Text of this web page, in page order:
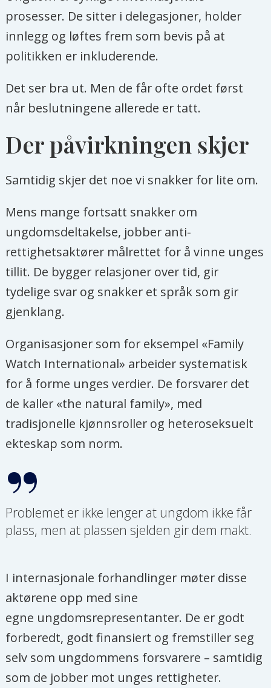
prosesser. De sitter i delegasjoner, holder
innlegg og løftes frem som bevis på at
politikken er inkluderende.
Det ser bra ut. Men de får ofte ordet først
når beslutningene allerede er tatt.
Der påvirkningen skjer
Samtidig skjer det noe vi snakker for lite om.
Mens mange fortsatt snakker om
ungdomsdeltakelse, jobber anti-
rettighetsaktører målrettet for å vinne unges
tillit. De bygger relasjoner over tid, gir
tydelige svar og snakker et språk som gir
gjenklang.
Organisasjoner som for eksempel «Family
Watch International» arbeider systematisk
for å forme unges verdier. De forsvarer det
de kaller «the natural family», med
tradisjonelle kjønnsroller og heteroseksuelt
ekteskap som norm.
Problemet er ikke lenger at ungdom ikke får
plass, men at plassen sjelden gir dem makt.
I internasjonale forhandlinger møter disse
aktørene opp med sine
egne ungdomsrepresentanter. De er godt
forberedt, godt finansiert og fremstiller seg
selv som ungdommens forsvarere – samtidig
som de jobber mot unges rettigheter.